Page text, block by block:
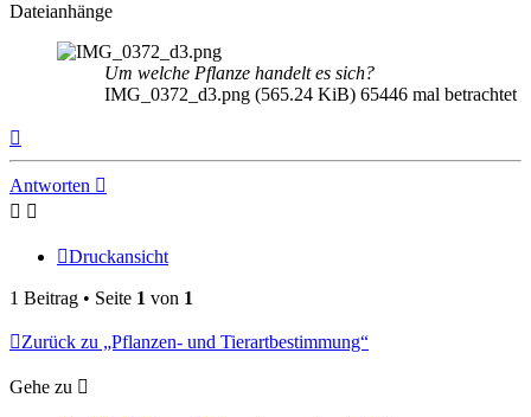
Dateianhänge
Um welche Pflanze handelt es sich?
IMG_0372_d3.png (565.24 KiB) 65446 mal betrachtet
oben
Antworten
Druckansicht
1 Beitrag • Seite 1 von 1
Zurück zu „Pflanzen- und Tierartbestimmung“
Gehe zu